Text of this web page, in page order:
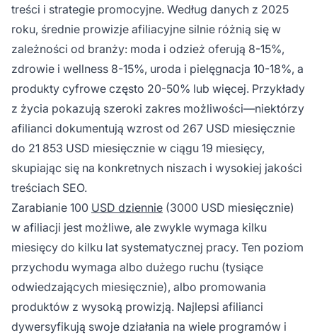
treści i strategie promocyjne. Według danych z 2025
roku, średnie prowizje afiliacyjne silnie różnią się w
zależności od branży: moda i odzież oferują 8-15%,
zdrowie i wellness 8-15%, uroda i pielęgnacja 10-18%, a
produkty cyfrowe często 20-50% lub więcej. Przykłady
z życia pokazują szeroki zakres możliwości—niektórzy
afilianci dokumentują wzrost od 267 USD miesięcznie
do 21 853 USD miesięcznie w ciągu 19 miesięcy,
skupiając się na konkretnych niszach i wysokiej jakości
treściach SEO.
Zarabianie 100 USD dziennie (3000 USD miesięcznie)
w afiliacji jest możliwe, ale zwykle wymaga kilku
miesięcy do kilku lat systematycznej pracy. Ten poziom
przychodu wymaga albo dużego ruchu (tysiące
odwiedzających miesięcznie), albo promowania
produktów z wysoką prowizją. Najlepsi afilianci
dywersyfikują swoje działania na wiele programów i